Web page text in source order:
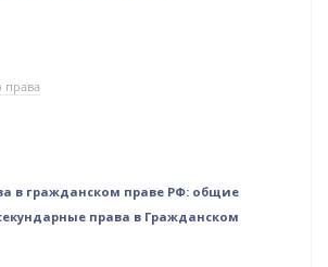
права
в гражданском праве РФ: общие
права в Гражданском